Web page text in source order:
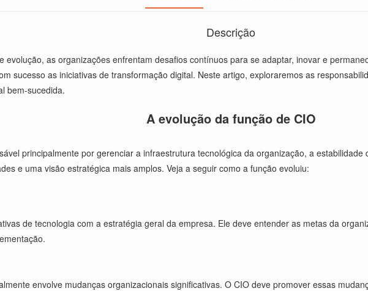
Descrição
evolução, as organizações enfrentam desafios contínuos para se adaptar, inovar e
sucesso as iniciativas de transformação digital. Neste artigo, exploraremos as
bem-sucedida.
A evolução da função de CIO
principalmente por gerenciar a infraestrutura tecnológica da organização, a
e uma visão estratégica mais amplos. Veja a seguir como a função evoluiu:
de tecnologia com a estratégia geral da empresa. Ele deve entender as metas da
envolve mudanças organizacionais significativas. O CIO deve promover essas